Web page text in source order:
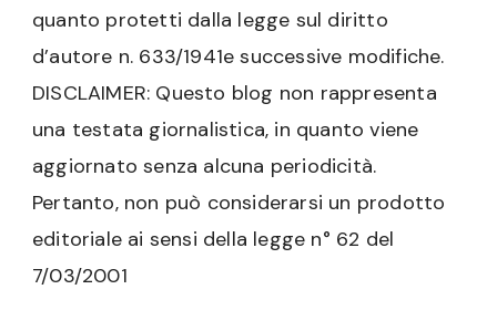
quanto protetti dalla legge sul diritto
d’autore n. 633/1941e successive modifiche.
DISCLAIMER: Questo blog non rappresenta
una testata giornalistica, in quanto viene
aggiornato senza alcuna periodicità.
Pertanto, non può considerarsi un prodotto
editoriale ai sensi della legge n° 62 del
7/03/2001